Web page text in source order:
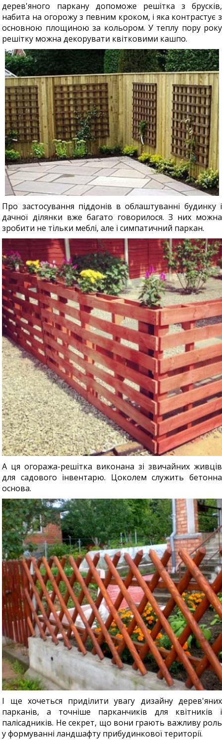
дерев'яного паркану допоможе решітка з брусків,
набита на огорожу з певним кроком, і яка контрастує з
основною площиною за кольором. У теплу пору року
решітку можна декорувати квітковими кашпо.
Про застосування піддонів в облаштуванні будинку і
дачної ділянки вже багато говорилося. З них можна
зробити не тільки меблі, але і симпатичний паркан.
А ця огоража-решітка виконана зі звичайних живців
для садового інвентарю. Цоколем служить бетонна
основа.
І ще хочеться приділити увагу дизайну дерев'яних
парканів, а точніше парканчиків для квітників і
палісадників. Не секрет, що вони грають важливу роль
у формуванні ландшафту прибудинкової території.